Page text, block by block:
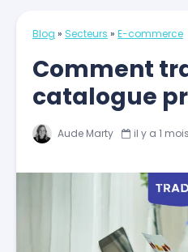
Blog » Secteurs » E-commerce
Comment
catalogue
Aude Marty il y a 1 mois